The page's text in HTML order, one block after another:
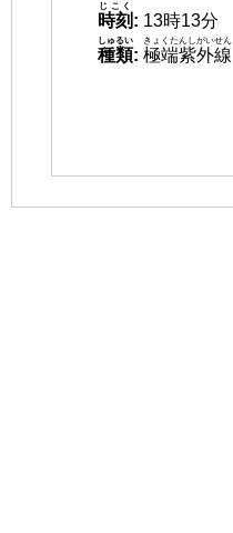
時刻
じこく
: 13時13分
種類
しゅるい
: 極端紫外線
きょくたんしがいせん